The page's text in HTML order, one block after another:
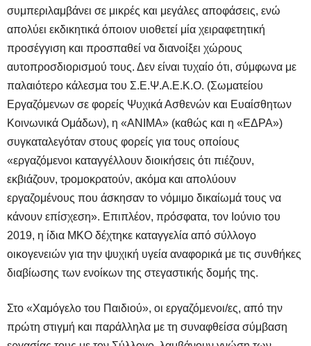
συμπεριλαμβάνει σε μικρές και μεγάλες αποφάσεις, ενώ
απολύει εκδικητικά όποιον υιοθετεί μία χειραφετητική
προσέγγιση και προσπαθεί να διανοίξει χώρους
αυτοπροσδιορισμού τους. Δεν είναι τυχαίο ότι, σύμφωνα με
παλαιότερο κάλεσμα του Σ.Ε.Ψ.Α.Ε.Κ.Ο. (Σωματείου
Εργαζόμενων σε φορείς Ψυχικά Ασθενών και Ευαίσθητων
Κοινωνικά Ομάδων), η «ΑΝΙΜΑ» (καθώς και η «ΕΔΡΑ»)
συγκαταλεγόταν στους φορείς για τους οποίους
«εργαζόμενοι καταγγέλλουν διοικήσεις ότι πιέζουν,
εκβιάζουν, τρομοκρατούν, ακόμα και απολύουν
εργαζομένους που άσκησαν το νόμιμο δικαίωμά τους να
κάνουν επίσχεση». Επιπλέον, πρόσφατα, τον Ιούνιο του
2019, η ίδια ΜΚΟ δέχτηκε καταγγελία από σύλλογο
οικογενειών για την ψυχική υγεία αναφορικά με τις συνθήκες
διαβίωσης των ενοίκων της στεγαστικής δομής της.
Στο «Χαμόγελο του Παιδιού», οι εργαζόμενοι/ες, από την
πρώτη στιγμή και παράλληλα με τη συναφθείσα σύμβαση